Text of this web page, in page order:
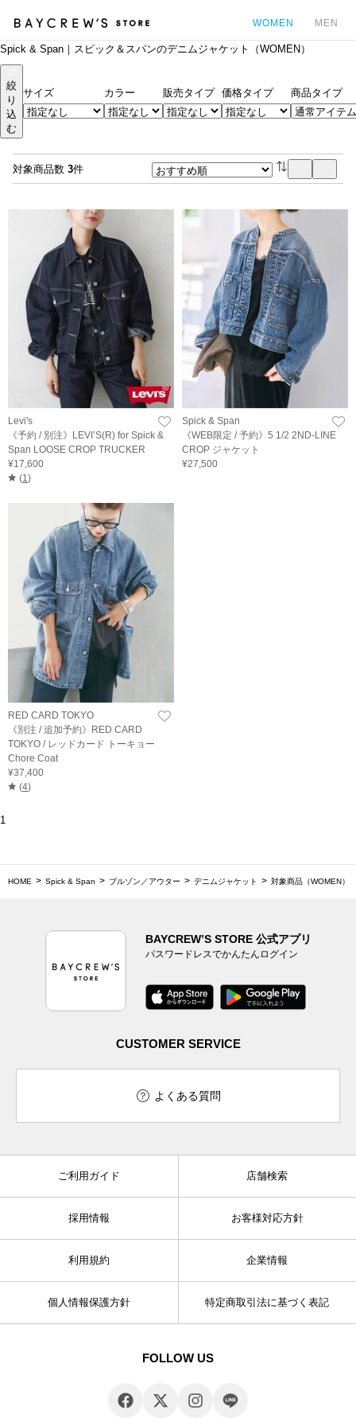
WOMEN MEN
Spick & Span｜スピック＆スパンのデニムジャケット（WOMEN）
絞
り
込
む
サイズ カラー 販売タイプ 価格タイプ 商品タイプ
対象商品数 3件
Levi's
《予約 / 別注》LEVI’S(R) for Spick &
Span LOOSE CROP TRUCKER
¥17,600
(1)
Spick & Span
《WEB限定 / 予約》5 1/2 2ND-LINE
CROP ジャケット
¥27,500
RED CARD TOKYO
《別注 / 追加予約》RED CARD
TOKYO / レッドカード トーキョー
Chore Coat
¥37,400
(4)
1
HOME Spick & Span ブルゾン／アウター デニムジャケット 対象商品（WOMEN）
BAYCREW’S STORE 公式アプリ
パスワードレスでかんたんログイン
CUSTOMER SERVICE
よくある質問
ご利用ガイド 店舗検索
採用情報 お客様対応方針
利用規約 企業情報
個人情報保護方針 特定商取引法に基づく表記
FOLLOW US